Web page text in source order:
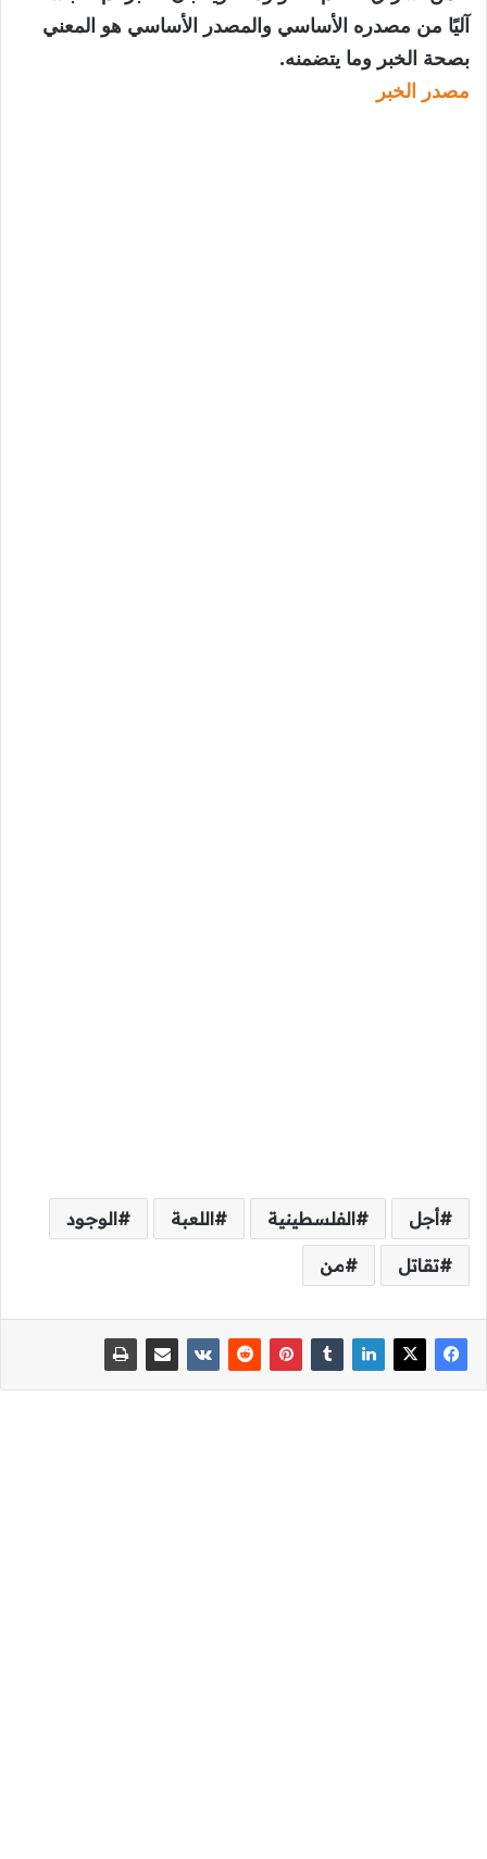
آليًا من مصدره الأساسي والمصدر الأساسي هو المعني
بصحة الخبر وما يتضمنه.
مصدر الخبر
أجل الفلسطينية اللعبة الوجود
تقاتل من